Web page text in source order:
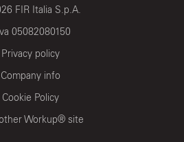
FIR Italia S.p.A.
05082080150
Privacy policy
Company info
Cookie Policy
Workup® site